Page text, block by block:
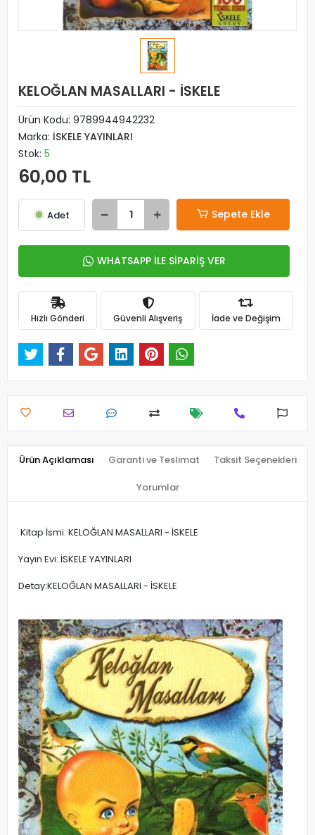
KELOĞLAN MASALLARI - İSKELE
Ürün Kodu: 9789944942232
Marka: İSKELE YAYINLARI
Stok: 5
60,00 TL
Adet Sepete Ekle
WHATSAPP İLE SİPARİŞ VER
Hızlı Gönderi Güvenli Alışveriş İade ve Değişim
Ürün Açıklaması Garanti ve Teslimat Taksit Seçenekleri
Yorumlar
Kitap İsmi: KELOĞLAN MASALLARI - İSKELE
Yayın Evi: İSKELE YAYINLARI
Detay:KELOĞLAN MASALLARI - İSKELE